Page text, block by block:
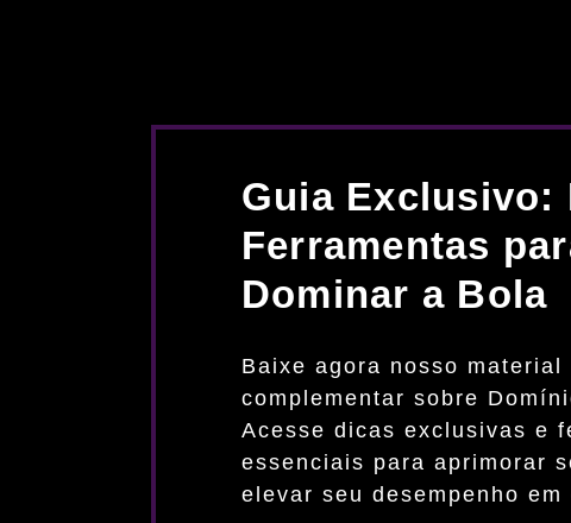
Guia Exclusivo:
Ferramentas
Dominar a Bola
Baixe agora nosso material
complementar sobre
Acesse dicas exclusivas e
essenciais para aprimorar
elevar seu desempenho em